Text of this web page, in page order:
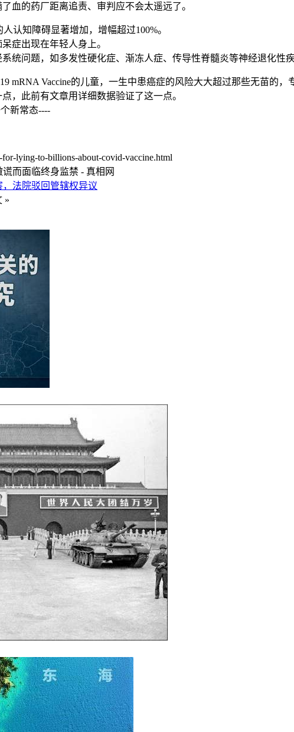
血的药厂距离追责、审判应不会太遥远了。
认知障碍显著增加，增幅超过100%。
症出现在年轻人身上。
统问题，如多发性硬化症、渐冻人症、传导性脊髓炎等神经退化性
mRNA Vaccine的儿童，一生中患癌症的风险大大超过那些无苗的
，此前有文章用详细数据验证了这一点。
新常态----
lying-to-billions-about-covid-vaccine.html
而面临终身监禁 - 真相网
，法院驳回管辖权异议
»